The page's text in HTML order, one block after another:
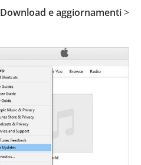
Download e aggiornamenti>